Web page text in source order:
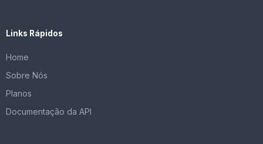
Links Rápidos
Home
Sobre Nós
Planos
Documentação da API